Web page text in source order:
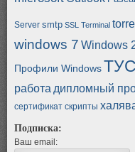
Server smtp SSL Terminal
windows 7 Windows
Профили Windows
работа дипломный
сертификат скрипты
Подписка:
Ваш email: